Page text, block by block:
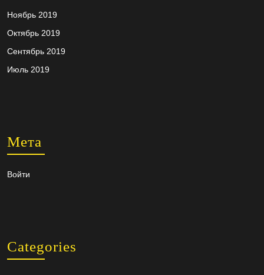
Ноябрь 2019
Октябрь 2019
Сентябрь 2019
Июль 2019
Мета
Войти
Categories